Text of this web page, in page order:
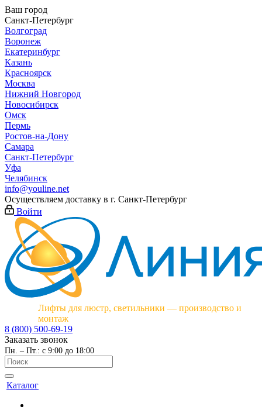
Ваш город
Санкт-Петербург
Волгоград
Воронеж
Екатеринбург
Казань
Красноярск
Москва
Нижний Новгород
Новосибирск
Омск
Пермь
Ростов-на-Дону
Самара
Санкт-Петербург
Уфа
Челябинск
info@youline.net
Осуществляем доставку в г. Санкт-Петербург
Войти
Лифты для люстр, светильники — производство и
монтаж
8 (800) 500-69-19
Заказать звонок
Пн. – Пт.: с 9:00 до 18:00
Каталог